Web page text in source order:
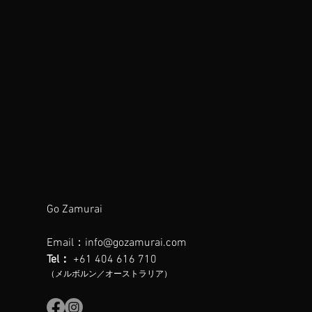
スキル重視のトレーニング
Go Zamurai
Email： info@gozamurai.com
Tel： +61 404 616 710
（メルボルン／オーストラリア）